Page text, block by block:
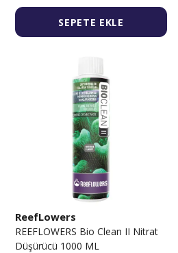
SEPETE EKLE
ReefLowers
REEFLOWERS Bio Clean II Nitrat
Düşürücü 1000 ML